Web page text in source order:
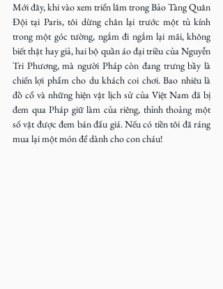
Mới đây, khi vào xem triển lãm trong Bảo Tàng Quân
Đội tại Paris, tôi dừng chân lại trước một tủ kính
trong một góc tường, ngắm đi ngắm lại mãi, không
biết thật hay giả, hai bộ quần áo đại triều của Nguyễn
Tri Phương, mà người Pháp còn đang trưng bầy là
chiến lợi phẩm cho du khách coi chơi. Bao nhiêu là
đồ cổ và những hiện vật lịch sử của Việt Nam đã bị
đem qua Pháp giữ làm của riêng, thỉnh thoảng một
số vật được đem bán đấu giá. Nếu có tiền tôi đã ráng
mua lại một món để dành cho con cháu!